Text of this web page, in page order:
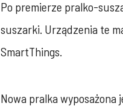
Po premierze pralko-
suszarki. Urządzenia te
SmartThings.
Nowa pralka